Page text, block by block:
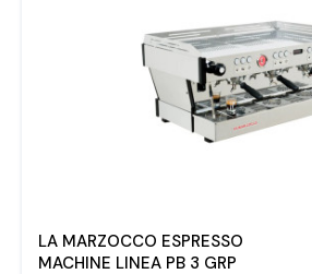
LA MARZOCCO ESPRESSO
MACHINE LINEA PB 3 GRP